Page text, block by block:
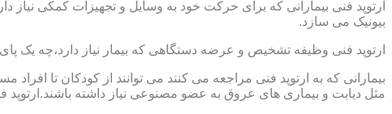
ارتوپد فنی بیمارانی که برای حرکت خود به وسایل و تجهیزات کمکی نیاز
بیونیک می سازد.
ارتوپد فنی وظیفه تشخیص و عرضه دستگاهی که بیمار نیاز دارد،چه
بیمارانی که به ارتوپد فنی مراجعه می کنند می توانند از کودکان تا
مثل دیابت و بیماری های عروق به عضو مصنوعی نیاز داشته